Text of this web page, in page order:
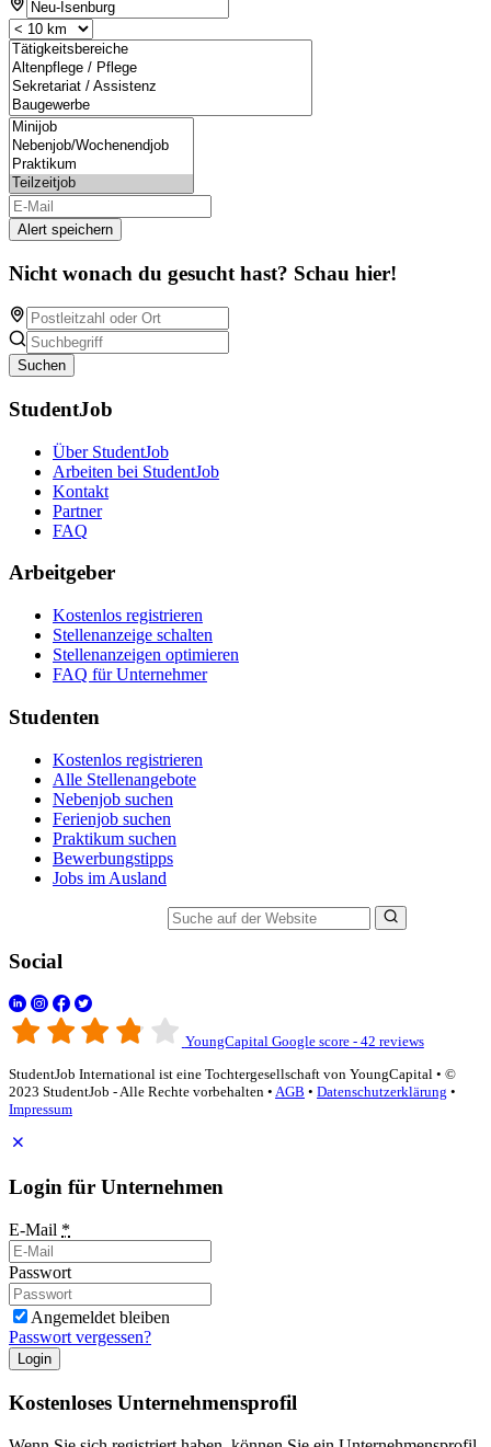
Alert speichern
Nicht wonach du gesucht hast? Schau hier!
Suchen
StudentJob
Über StudentJob
Arbeiten bei StudentJob
Kontakt
Partner
FAQ
Arbeitgeber
Kostenlos registrieren
Stellenanzeige schalten
Stellenanzeigen optimieren
FAQ für Unternehmer
Studenten
Kostenlos registrieren
Alle Stellenangebote
Nebenjob suchen
Ferienjob suchen
Praktikum suchen
Bewerbungstipps
Jobs im Ausland
Social
YoungCapital Google score - 42 reviews
StudentJob International ist eine Tochtergesellschaft von YoungCapital • ©
2023 StudentJob - Alle Rechte vorbehalten • AGB • Datenschutzerklärung •
Impressum
Login für Unternehmen
E-Mail *
Passwort
Angemeldet bleiben
Passwort vergessen?
Login
Kostenloses Unternehmensprofil